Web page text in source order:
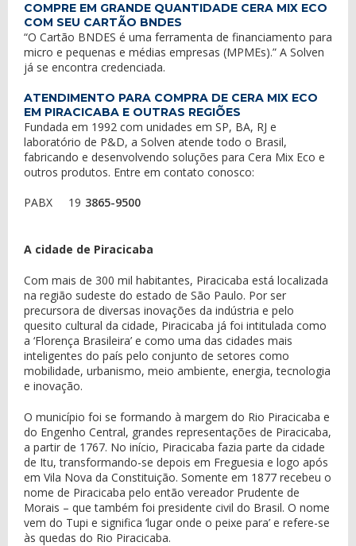
COMPRE EM GRANDE QUANTIDADE CERA MIX ECO
COM SEU CARTÃO BNDES
“O Cartão BNDES é uma ferramenta de financiamento para
micro e pequenas e médias empresas (MPMEs).” A Solven
já se encontra credenciada.
ATENDIMENTO PARA COMPRA DE CERA MIX ECO
EM PIRACICABA E OUTRAS REGIÕES
Fundada em 1992 com unidades em SP, BA, RJ e
laboratório de P&D, a Solven atende todo o Brasil,
fabricando e desenvolvendo soluções para Cera Mix Eco e
outros produtos. Entre em contato conosco:
PABX
19 3865-9500
A cidade de Piracicaba
Com mais de 300 mil habitantes, Piracicaba está localizada
na região sudeste do estado de São Paulo. Por ser
precursora de diversas inovações da indústria e pelo
quesito cultural da cidade, Piracicaba já foi intitulada como
a ‘Florença Brasileira’ e como uma das cidades mais
inteligentes do país pelo conjunto de setores como
mobilidade, urbanismo, meio ambiente, energia, tecnologia
e inovação.
O município foi se formando à margem do Rio Piracicaba e
do Engenho Central, grandes representações de Piracicaba,
a partir de 1767. No início, Piracicaba fazia parte da cidade
de Itu, transformando-se depois em Freguesia e logo após
em Vila Nova da Constituição. Somente em 1877 recebeu o
nome de Piracicaba pelo então vereador Prudente de
Morais – que também foi presidente civil do Brasil. O nome
vem do Tupi e significa ‘lugar onde o peixe para’ e refere-se
às quedas do Rio Piracicaba.